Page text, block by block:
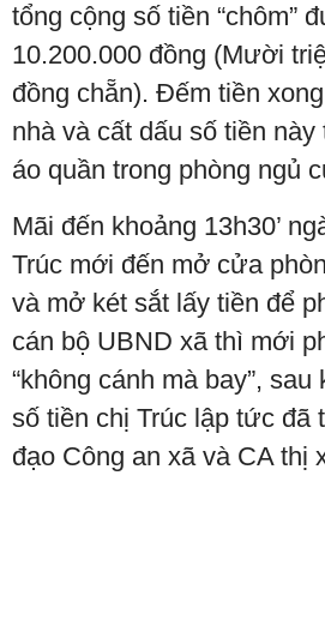
tổng cộng số tiền “chôm”
10.200.000 đồng (Mười
đồng chẵn). Đếm tiền
nhà và cất dấu số tiền
áo quần trong phòng ngủ
Mãi đến khoảng 13h30’
Trúc mới đến mở cửa
và mở két sắt lấy tiền để
cán bộ UBND xã thì mới
“không cánh mà bay”,
số tiền chị Trúc lập tức đã
đạo Công an xã và CA thị